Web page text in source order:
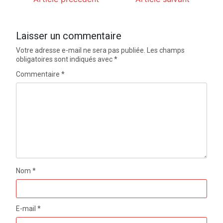
Laisser un commentaire
Votre adresse e-mail ne sera pas publiée.
Les champs
obligatoires sont indiqués avec*
Commentaire*
Nom*
E-mail*